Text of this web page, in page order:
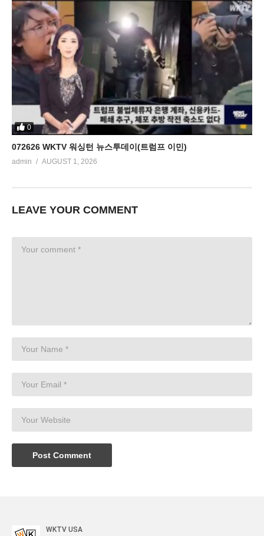
0
072626 WKTV 워싱턴 뉴스투데이(트럼프 이민)
admin AUGUST 1, 2026
LEAVE YOUR COMMENT